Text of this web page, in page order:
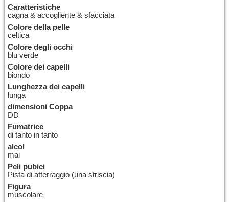
Caratteristiche
cagna & accogliente & sfacciata
Colore della pelle
celtica
Colore degli occhi
blu verde
Colore dei capelli
biondo
Lunghezza dei capelli
lunga
dimensioni Coppa
DD
Fumatrice
di tanto in tanto
alcol
mai
Peli pubici
Pista di atterraggio (una striscia)
Figura
muscolare